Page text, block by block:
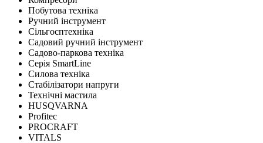
Побутова техніка
Ручний інструмент
Сільгосптехніка
Садовий ручний інструмент
Садово-паркова техніка
Серія SmartLine
Силова техніка
Стабілізатори напруги
Технічні мастила
HUSQVARNA
Profitec
PROCRAFT
VITALS